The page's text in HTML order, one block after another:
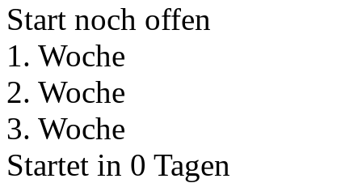
Start noch offen
1. Woche
2. Woche
3. Woche
Startet in 0 Tagen